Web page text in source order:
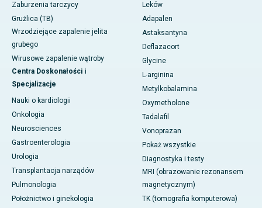
Zaburzenia tarczycy
Gruźlica (TB)
Wrzodziejące zapalenie jelita
grubego
Wirusowe zapalenie wątroby
Centra Doskonałości i
Specjalizacje
Nauki o kardiologii
Onkologia
Neurosciences
Gastroenterologia
Urologia
Transplantacja narządów
Pulmonologia
Położnictwo i ginekologia
Leków
Adapalen
Astaksantyna
Deflazacort
Glycine
L-arginina
Metylkobalamina
Oxymetholone
Tadalafil
Vonoprazan
Pokaż wszystkie
Diagnostyka i testy
MRI (obrazowanie rezonansem
magnetycznym)
TK (tomografia komputerowa)